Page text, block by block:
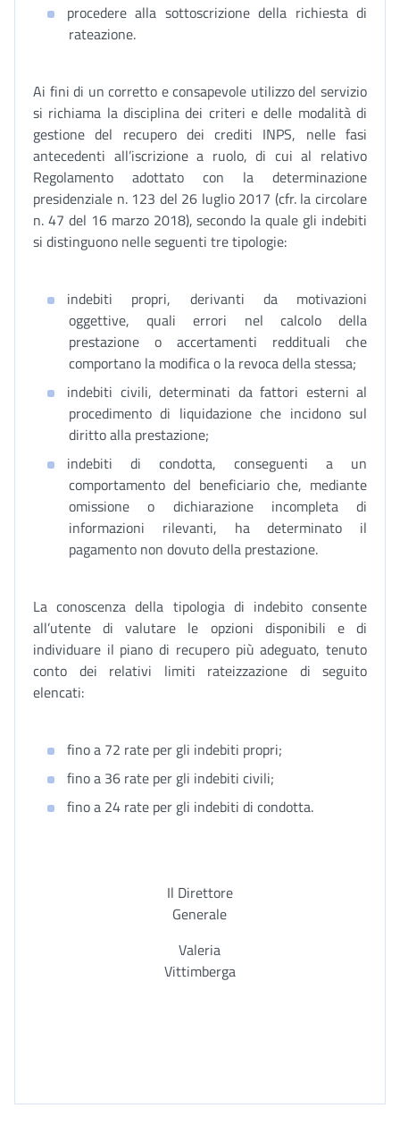
procedere alla sottoscrizione della richiesta di
rateazione.
Ai fini di un corretto e consapevole utilizzo del servizio
si richiama la disciplina dei criteri e delle modalità di
gestione del recupero dei crediti INPS, nelle fasi
antecedenti all’iscrizione a ruolo, di cui al relativo
Regolamento adottato con la determinazione
presidenziale n. 123 del 26 luglio 2017 (cfr. la circolare
n. 47 del 16 marzo 2018), secondo la quale gli indebiti
si distinguono nelle seguenti tre tipologie:
indebiti propri, derivanti da motivazioni
oggettive, quali errori nel calcolo della
prestazione o accertamenti reddituali che
comportano la modifica o la revoca della stessa;
indebiti civili, determinati da fattori esterni al
procedimento di liquidazione che incidono sul
diritto alla prestazione;
indebiti di condotta, conseguenti a un
comportamento del beneficiario che, mediante
omissione o dichiarazione incompleta di
informazioni rilevanti, ha determinato il
pagamento non dovuto della prestazione.
La conoscenza della tipologia di indebito consente
all’utente di valutare le opzioni disponibili e di
individuare il piano di recupero più adeguato, tenuto
conto dei relativi limiti rateizzazione di seguito
elencati:
fino a 72 rate per gli indebiti propri;
fino a 36 rate per gli indebiti civili;
fino a 24 rate per gli indebiti di condotta.
Il Direttore
Generale
Valeria
Vittimberga